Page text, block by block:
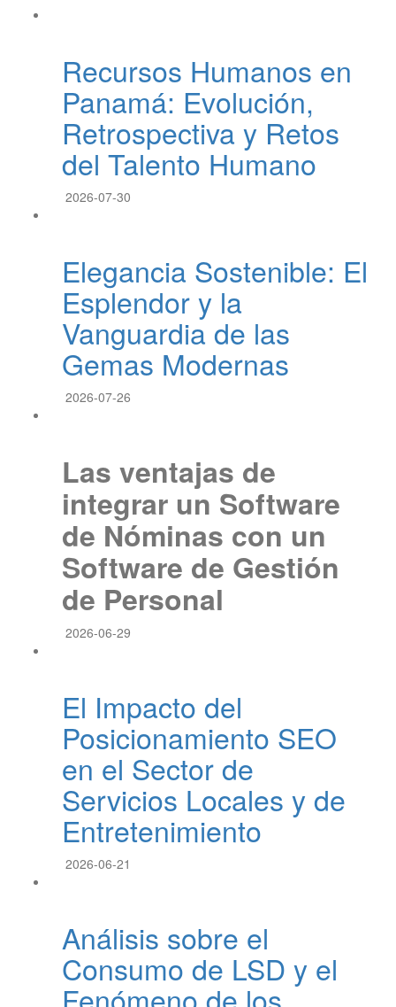
Recursos Humanos en
Panamá: Evolución,
Retrospectiva y Retos
del Talento Humano
2026-07-30
Elegancia Sostenible: El
Esplendor y la
Vanguardia de las
Gemas Modernas
2026-07-26
Las ventajas de
integrar un Software
de Nóminas con un
Software de Gestión
de Personal
2026-06-29
El Impacto del
Posicionamiento SEO
en el Sector de
Servicios Locales y de
Entretenimiento
2026-06-21
Análisis sobre el
Consumo de LSD y el